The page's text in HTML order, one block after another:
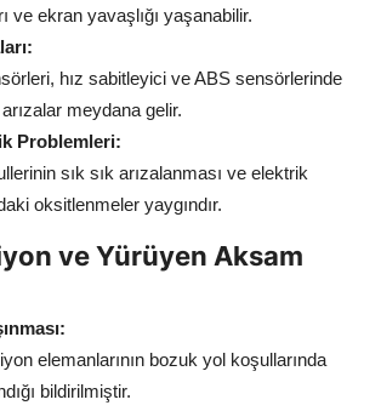
ve ekran yavaşlığı yaşanabilir.
hız sabitleyici ve ABS sensörlerinde
meydana gelir.
Problemleri:
sık sık arızalanması ve elektrik
oksitlenmeler yaygındır.
ve Yürüyen Aksam
elemanlarının bozuk yol koşullarında
bildirilmiştir.